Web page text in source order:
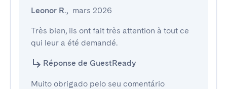
Leonor R., mars 2026
Très bien, ils ont fait très attention à tout ce
qui leur a été demandé.
Réponse de GuestReady
Muito obrigado pelo seu comentário